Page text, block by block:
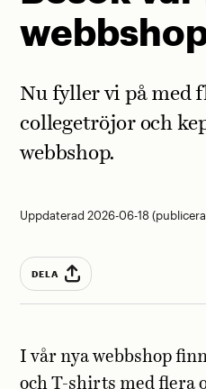
Nu fyller vi på med
collegetröjor och
webbshop.
Uppdaterad 2026-06-18
DELA
I vår nya webbshop
och T-shirts med flera